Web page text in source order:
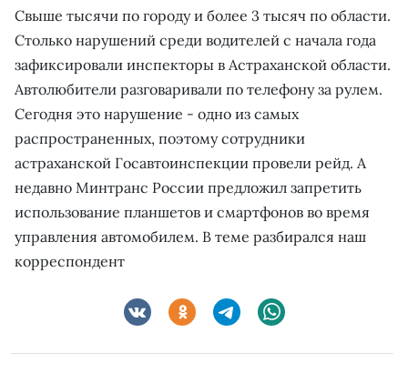
Свыше тысячи по городу и более 3 тысяч по области.
Столько нарушений среди водителей с начала года
зафиксировали инспекторы в Астраханской области.
Автолюбители разговаривали по телефону за рулем.
Сегодня это нарушение - одно из самых
распространенных, поэтому сотрудники
астраханской Госавтоинспекции провели рейд. А
недавно Минтранс России предложил запретить
использование планшетов и смартфонов во время
управления автомобилем. В теме разбирался наш
корреспондент